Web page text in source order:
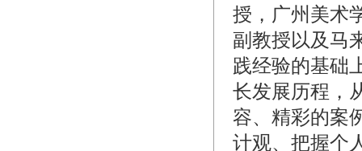
授，广州美术
副教授以及马
践经验的基础
长发展历程，
容、精彩的案
计观、把握个